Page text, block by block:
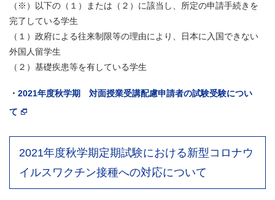
（※）以下の（１）または（２）に該当し、所定の申請手続きを
完了している学生
（１）政府による往来制限等の理由により、日本に入国できない
外国人留学生
（２）基礎疾患等を有している学生
・ 2021年度秋学期 対面授業受講配慮申請者の試験受験につい
て
2021年度秋学期定期試験における新型コロナウ
イルスワクチン接種への対応について